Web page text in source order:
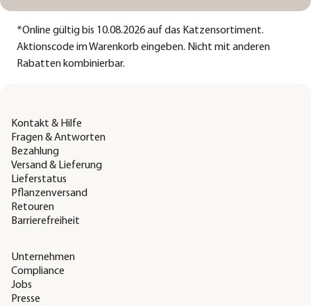
*Online gültig bis 10.08.2026 auf das Katzensortiment.
Aktionscode im Warenkorb eingeben. Nicht mit anderen
Rabatten kombinierbar.
Kontakt & Hilfe
Fragen & Antworten
Bezahlung
Versand & Lieferung
Lieferstatus
Pflanzenversand
Retouren
Barrierefreiheit
Unternehmen
Compliance
Jobs
Presse